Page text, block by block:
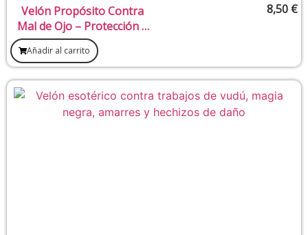
Velón Propósito Contra
Mal de Ojo – Protección y
limpieza de mirada negativa
8,50 €
Añadir al carrito